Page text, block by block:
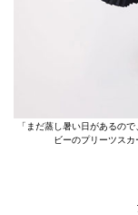
「まだ蒸し暑い日があるの
ビーのプリーツス